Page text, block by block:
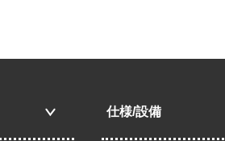
仕様/設備